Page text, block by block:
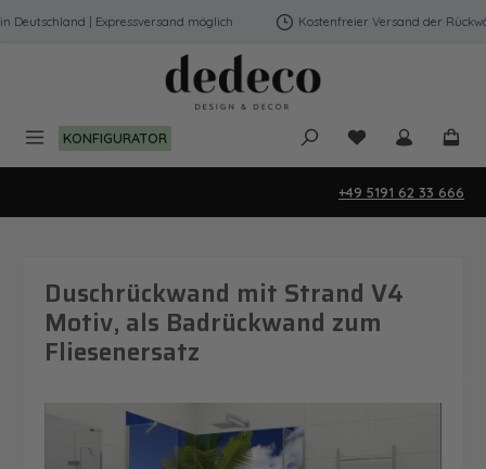
Zum Hauptinhalt springen
| Expressversand möglich Kostenfreier Versand der
KONFIGURATOR Du hast 0
+49 5191 62 33 666
Duschrückwand mit Strand V4
Motiv, als Badrückwand zum
Fliesenersatz
Bildergalerie überspringen